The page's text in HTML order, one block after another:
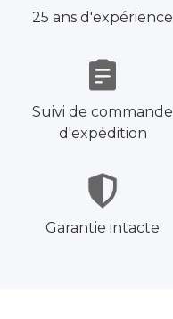
25 ans d'expérience
Suivi de commande
d'expédition
Garantie intacte